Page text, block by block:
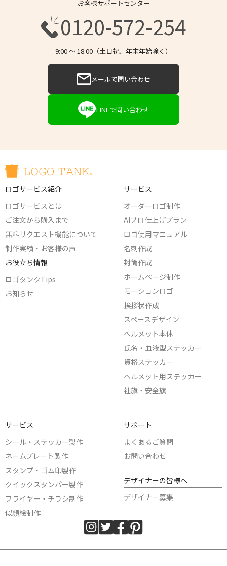
お客様サポートセンター
0120-572-254
9:00 〜 18:00（土日祝、年末年始除く）
メールで問い合わせ
LINEで問い合わせ
ロゴサービス紹介
ロゴサービスとは
ご注文から購入まで
無料リクエスト機能について
制作実績・お客様の声
お役立ち情報
ロゴタンクTips
お知らせ
サービス
オーダーロゴ制作
AIプロ仕上げプラン
ロゴ使用マニュアル
名刺作成
封筒作成
ホームページ制作
モーションロゴ
挨拶状作成
スペースデザイン
ヘルメット本体
氏名・血液型ステッカー
資格ステッカー
ヘルメット用ステッカー
社旗・安全旗
サービス
シール・ステッカー製作
ネームプレート製作
スタンプ・ゴム印製作
クイックスタンパー製作
フライヤー・チラシ制作
似顔絵制作
サポート
よくあるご質問
お問い合わせ
デザイナーの皆様へ
デザイナー募集